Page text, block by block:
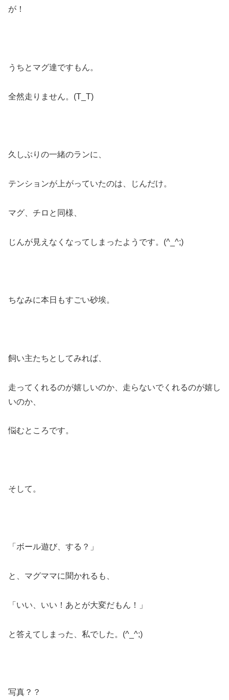
が！
うちとマグ達ですもん。
全然走りません。(T_T)
久しぶりの一緒のランに、
テンションが上がっていたのは、じんだけ。
マグ、チロと同様、
じんが見えなくなってしまったようです。(^_^;)
ちなみに本日もすごい砂埃。
飼い主たちとしてみれば、
走ってくれるのが嬉しいのか、走らないでくれるのが嬉し
いのか、
悩むところです。
そして。
「ボール遊び、する？」
と、マグママに聞かれるも、
「いい、いい！あとが大変だもん！」
と答えてしまった、私でした。(^_^;)
写真？？